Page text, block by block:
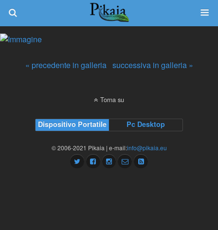
« precedente in galleria successiva in galleria »
Torna su
Dispositivo Portatile Pc Desktop
© 2006-2021 Pikaia | e-mail:info@pikaia.eu